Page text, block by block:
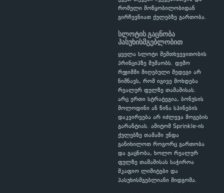
რომელი მოწყობილობიდან
გირჩევნიათ ქულებზე გართობა.
სლოტის გაცნობა
პასუხისმგებლობით
ყველა სლოტი შემთხვევითობის
პრინციპზე მუშაობს. დემო
რეჟიმში მიღებული შედეგი არ
ნიშნავს, რომ იგივე მოხდება
რეალურ ფულზე თამაშისას.
არც ერთი სტრატეგია, ბონუსის
მოლოდინი ან წინა სპინების
დაკვირვება არ იძლევა მოგების
გარანტიას. ამიტომ Sprinkle-ის
ქულებზე თამაში უნდა
განიხილოთ როგორც გართობა
და გაცნობა, ხოლო რეალურ
ფულზე თამაშისას საჭიროა
მკაფიო ლიმიტები და
პასუხისმგებლიანი მიდგომა.